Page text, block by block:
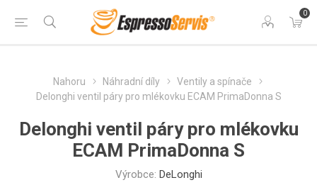
0
Nahoru Náhradní díly
Ventily a spínače
Delonghi ventil páry pro mlékovku ECAM PrimaDonna S
Delonghi ventil páry pro mlékovku
ECAM PrimaDonna S
Výrobce: DeLonghi